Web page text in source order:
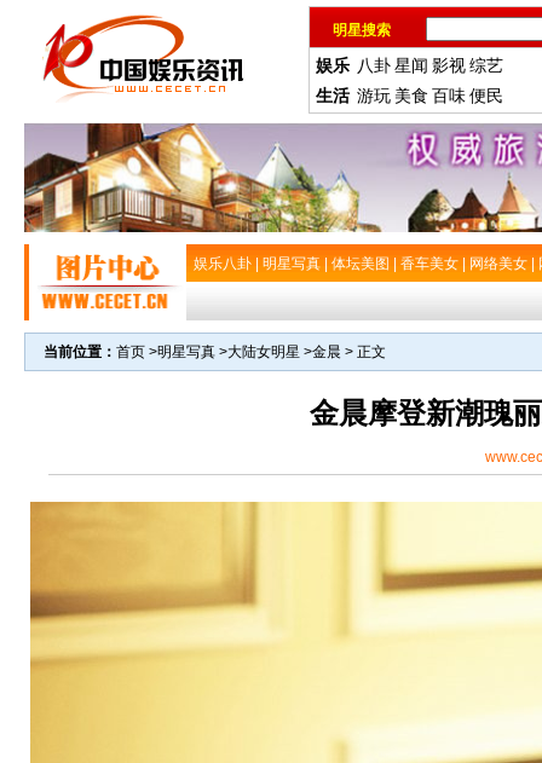
明星搜索
娱乐 八卦星闻 影视综艺
生活 游玩 美食 百味便民
娱乐八卦 明星写真 体坛美图 香车美女 网络美女
当前位置： 首页 >明星写真 >大陆女明星 >金晨 > 正文
金晨摩登新潮瑰